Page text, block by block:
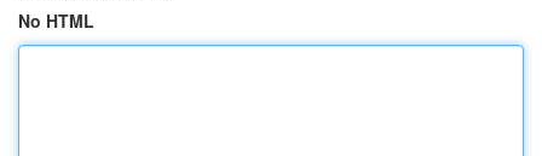
No HTML